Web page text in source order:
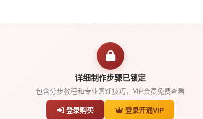
详细制作步骤已锁定
包含分步教程和专业烹饪技巧，VIP会员免费查看
登录购买 登录开通VIP